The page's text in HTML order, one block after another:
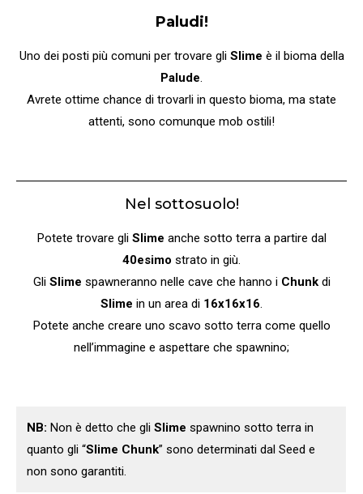
Paludi!
Uno dei posti più comuni per trovare gli Slime è il bioma della
Palude.
Avrete ottime chance di trovarli in questo bioma, ma state
attenti, sono comunque mob ostili!
Nel sottosuolo!
Potete trovare gli Slime anche sotto terra a partire dal
40esimo strato in giù.
Gli Slime spawneranno nelle cave che hanno iChunkdi
Slime in un area di 16x16x16.
Potete anche creare uno scavo sotto terra come quello
nell’immagine e aspettare che spawnino;
NB: Non è detto che gli Slime spawnino sotto terra in
quanto gli “Slime Chunk” sono determinati dal Seed e
non sono garantiti.